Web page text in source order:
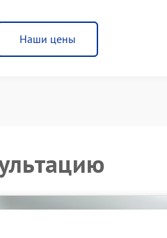
Наши цены